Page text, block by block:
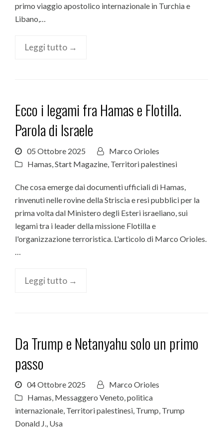
primo viaggio apostolico internazionale in Turchia e
Libano,…
Leggi tutto →
Ecco i legami fra Hamas e Flotilla.
Parola di Israele
05 Ottobre 2025
Marco Orioles
Hamas,Start Magazine, Territori palestinesi
Che cosa emerge dai documenti ufficiali di Hamas,
rinvenuti nelle rovine della Striscia e resi pubblici per la
prima volta dal Ministero degli Esteri israeliano, sui
legami tra i leader della missione Flotilla e
l'organizzazione terroristica. L'articolo di Marco Orioles.
…
Leggi tutto →
Da Trump e Netanyahu solo un primo
passo
04 Ottobre 2025
Marco Orioles
Hamas Messaggero Veneto politica
internazionale Territori palestinesi Trump Trump
Donald J. Usa